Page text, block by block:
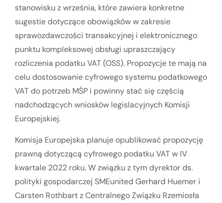
stanowisku z września, które zawiera konkretne
sugestie dotyczące obowiązków w zakresie
sprawozdawczości transakcyjnej i elektronicznego
punktu kompleksowej obsługi upraszczający
rozliczenia podatku VAT (OSS). Propozycje te mają na
celu dostosowanie cyfrowego systemu podatkowego
VAT do potrzeb MŚP i powinny stać się częścią
nadchodzących wniosków legislacyjnych Komisji
Europejskiej.
Komisja Europejska planuje opublikować propozycję
prawną dotyczącą cyfrowego podatku VAT w IV
kwartale 2022 roku. W związku z tym dyrektor ds.
polityki gospodarczej SMEunited Gerhard Huemer i
Carsten Rothbart z Centralnego Związku Rzemiosła